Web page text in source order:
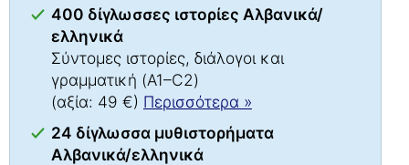
400 δίγλωσσες ιστορίες Αλβανικά/
ελληνικά
Σύντομες ιστορίες, διάλογοι και
γραμματική (A1–C2)
(αξία: 49 €) Περισσότερα »
24 δίγλωσσα μυθιστορήματα
Αλβανικά/ελληνικά